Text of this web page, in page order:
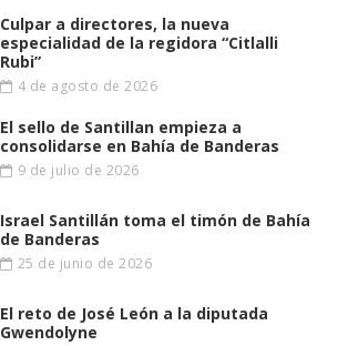
Culpar a directores, la nueva
especialidad de la regidora “Citlalli
Rubi”
4 de agosto de 2026
El sello de Santillan empieza a
consolidarse en Bahía de Banderas
9 de julio de 2026
Israel Santillán toma el timón de Bahía
de Banderas
25 de junio de 2026
El reto de José León a la diputada
Gwendolyne